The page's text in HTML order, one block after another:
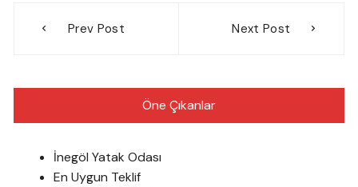
gezinmesi
Prev Post Next Post
Öne Çıkanlar
İnegöl Yatak Odası
En Uygun Teklif